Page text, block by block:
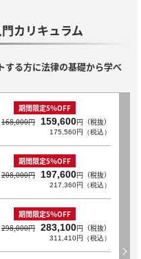
カリキュラム
する方に法律の基礎から学べ
期間限定5％OFF
168,000円 159,600円（税抜）
175,560円（税込）
期間限定5％OFF
208,000円 197,600円（税抜）
217,360円（税込）
期間限定5％OFF
298,000円 283,100円（税抜）
311,410円（税込）